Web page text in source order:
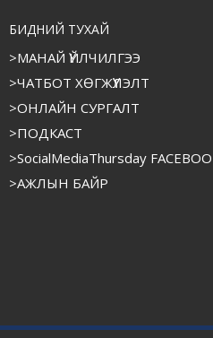
БИДНИЙ ТУХАЙ
>МАНАЙ ҮЙЛЧИЛГЭЭ
>ЧАТБОТ ХӨГЖҮҮЛЭЛТ
>ОНЛАЙН СУРГАЛТ
>ПОДКАСТ
>SocialMediaThursday
>АЖЛЫН БАЙР